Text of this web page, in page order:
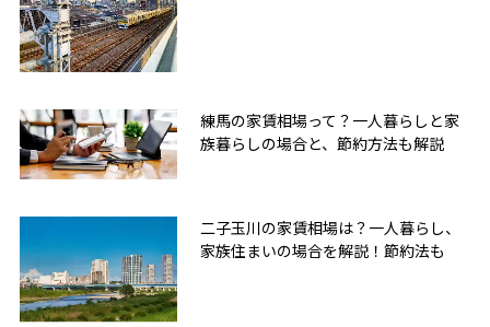
練馬の家賃相場って？一人暮らしと家
族暮らしの場合と、節約方法も解説
二子玉川の家賃相場は？一人暮らし、
家族住まいの場合を解説！節約法も